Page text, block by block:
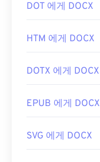
DOT 에게 DOCX
HTM 에게 DOCX
DOTX 에게 DOCX
EPUB 에게 DOCX
SVG 에게 DOCX